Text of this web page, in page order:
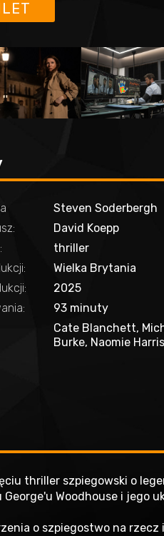
Steven Soderbergh
David Koepp
thriller
Wielka Brytania
2025
93 minuty
Cate Blanchett,
Burke, Naomie
thriller szpiegowski o
Woodhouse i jego
o szpiegostwo na